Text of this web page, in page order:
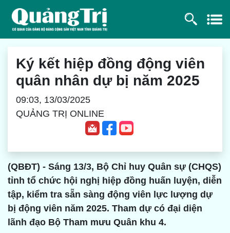
Ký kết hiệp đồng động viên
quân nhân dự bị năm 2025
09:03, 13/03/2025
QUẢNG TRỊ ONLINE
(QBĐT) - Sáng 13/3, Bộ Chỉ huy Quân sự (CHQS)
tỉnh tổ chức hội nghị hiệp đồng huấn luyện, diễn
tập, kiểm tra sẵn sàng động viên lực lượng dự
bị động viên năm 2025. Tham dự có đại diện
lãnh đạo Bộ Tham mưu Quân khu 4.